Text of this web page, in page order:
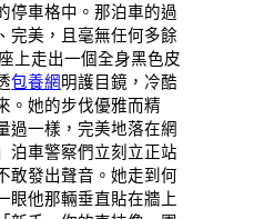
停車格中。那泊車的過
完美，且毫無任何多餘
上走出一個全身黑色皮
包養網 明護目鏡，冷酷
。她的步伐優雅而精
過一樣，完美地落在網
泊車警察們立刻立正站
敢發出聲音。她走到何
眼他那輛垂直貼在牆上